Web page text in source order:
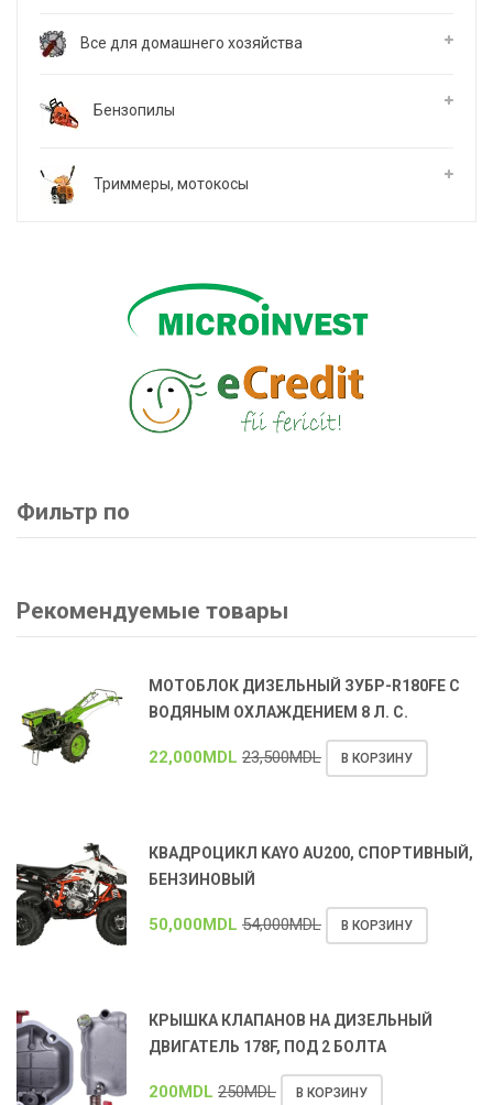
Все для домашнего хозяйства
Бензопилы
Триммеры, мотокосы
Фильтр по
Рекомендуемые товары
МОТОБЛОК ДИЗЕЛЬНЫЙ ЗУБР-R180FE С
ВОДЯНЫМ ОХЛАЖДЕНИЕМ 8 Л. С.
22,000MDL 23,500MDL В КОРЗИНУ
КВАДРОЦИКЛ KAYO AU200, СПОРТИВНЫЙ,
БЕНЗИНОВЫЙ
50,000MDL 54,000MDL В КОРЗИНУ
КРЫШКА КЛАПАНОВ НА ДИЗЕЛЬНЫЙ
ДВИГАТЕЛЬ 178F, ПОД 2 БОЛТА
200MDL 250MDL В КОРЗИНУ